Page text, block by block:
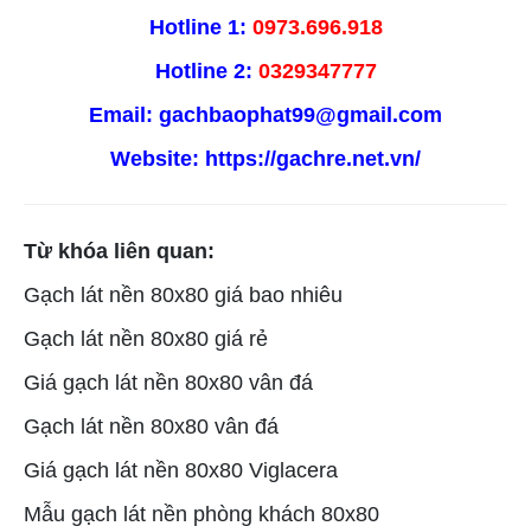
Hotline 1: 0973.696.918
Hotline 2: 0329347777
Email: gachbaophat99@gmail.com
Website: https://gachre.net.vn/
Từ khóa liên quan:
Gạch lát nền 80x80 giá bao nhiêu
Gạch lát nền 80x80 giá rẻ
Giá gạch lát nền 80x80 vân đá
Gạch lát nền 80x80 vân đá
Giá gạch lát nền 80x80 Viglacera
Mẫu gạch lát nền phòng khách 80x80